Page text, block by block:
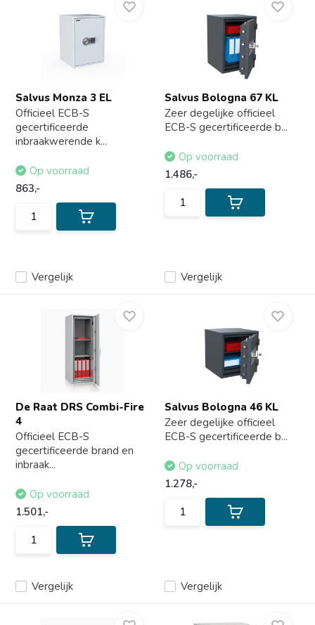
Salvus Monza 3 EL
Officieel ECB-S
gecertificeerde
inbraakwerende k...
Vergelijk
Op voorraad
863,-
Salvus Bologna 67 KL
Zeer degelijke officieel
ECB-S gecertificeerde b...
Vergelijk
Op voorraad
1.486,-
De Raat DRS Combi-Fire
4
Officieel ECB-S
gecertificeerde brand en
inbraak...
Vergelijk
Op voorraad
1.501,-
Salvus Bologna 46 KL
Zeer degelijke officieel
ECB-S gecertificeerde b...
Vergelijk
Op voorraad
1.278,-